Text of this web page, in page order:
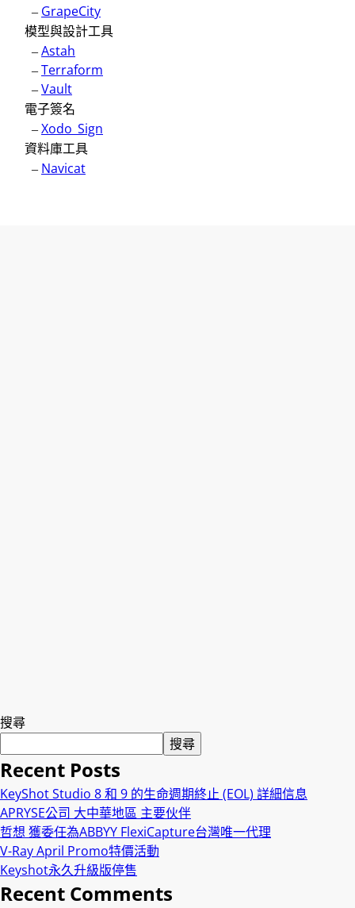
– GrapeCity
模型與設計工具
–Astah
–Terraform
–Vault
電子簽名
–Xodo_Sign
資料庫工具
– Navicat
搜尋
搜尋
Recent Posts
KeyShot Studio 8 和 9 的生命週期終止 (EOL) 詳細信息
APRYSE公司 大中華地區 主要伙伴
哲想 獲委任為ABBYY FlexiCapture台灣唯一代理
V-Ray April Promo特價活動
Keyshot永久升級版停售
Recent Comments